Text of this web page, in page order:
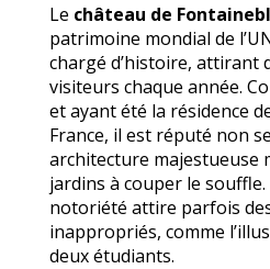
Le château de
patrimoine mondial de
chargé d’histoire, attirant
visiteurs chaque année.
et ayant été la résidence
France, il est réputé non
architecture majestueuse
jardins à couper le
notoriété attire parfois
inappropriés, comme
deux étudiants.